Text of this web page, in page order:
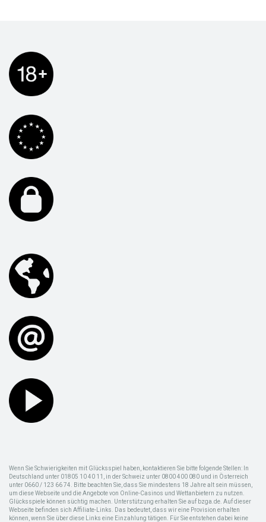
Wenn Sie Schwierigkeiten mit Glücksspiel haben, kontaktieren Sie bitte folgende Stellen: In
Deutschland unter 01805 10 40 11, in der Schweiz unter 0800 400 080 und in Österreich
unter 0660 / 123 66 74. Bitte beachten Sie, dass Sie mindestens 18 Jahre alt sein müssen,
um diese Webseite und die Angebote von Online-Casinos und Wettanbietern zu nutzen.
Glücksspiele können süchtig machen. Unterstützung erhalten Sie auf bzga.de. Auf dieser
Webseite befinden sich Affiliate-Links. Das bedeutet, dass wir eine Provision erhalten
können, wenn Sie über diese Links eine Einzahlung tätigen. Für Sie entstehen dabei keine